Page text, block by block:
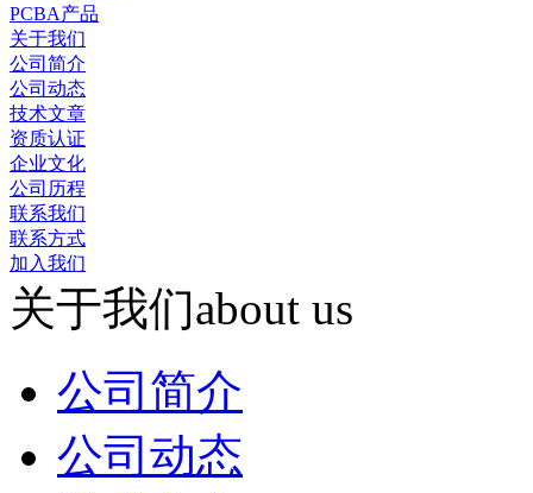
PCBA产品
关于我们
公司简介
公司动态
技术文章
资质认证
企业文化
公司历程
联系我们
联系方式
加入我们
关于我们about us
公司简介
公司动态